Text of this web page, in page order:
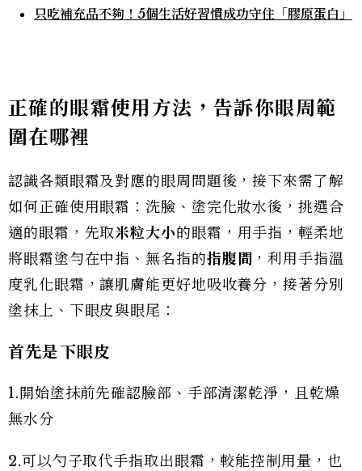
只吃補充品不夠！5個生活好習慣成功守住「膠原蛋白」
正確的眼霜使用方法，告訴你眼周範
圍在哪裡
認識各類眼霜及對應的眼周問題後，接下來需了解
如何正確使用眼霜：洗臉、塗完化妝水後，挑選合
適的眼霜，先取米粒大小的眼霜，用手指，輕柔地
將眼霜塗勻在中指、無名指的指腹間 ，利用手指溫
度乳化眼霜，讓肌膚能更好地吸收養分，接著分別
塗抹上、下眼皮與眼尾：
首先是下眼皮
1.開始塗抹前先確認臉部、手部清潔乾淨，且乾燥
無水分
2.可以勺子取代手指取出眼霜，較能控制用量，也